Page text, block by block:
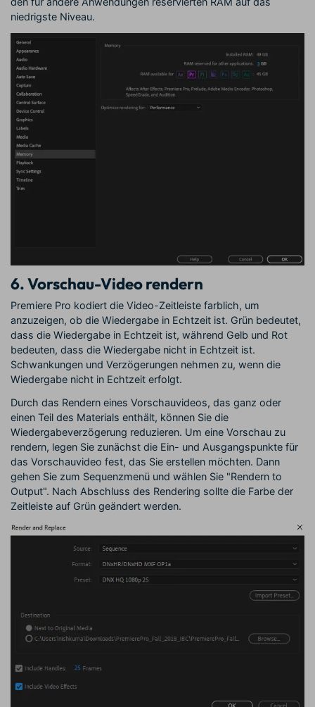
niedrigste Niveau.
6. Vorschau-Video rendern
Premiere Pro kodiert die Video-Zeitleiste farblich, um
anzuzeigen, ob die Wiedergabe in Echtzeit ist. Grün bedeutet,
dass die Wiedergabe in Echtzeit ist, während Gelb und Rot
bedeuten, dass die Wiedergabe nicht in Echtzeit ist.
Schwankungen und Verzögerungen nehmen zu, wenn die
Wiedergabe nicht in Echtzeit erfolgt.
Durch das Rendern eines Vorschauvideos, das ganz oder
einen Teil des Materials enthält, können Sie die
Wiedergabeverzögerung reduzieren. Um eine Vorschau zu
rendern, legen Sie zunächst die Ein- und Ausgangspunkte für
das Vorschauvideo fest, das Sie erstellen möchten. Dann
gehen Sie zum Sequenzmenü und wählen Sie "Rendern to
Output". Nach Abschluss des Rendering sollte die Farbe der
Zeitleiste auf Grün geändert werden.